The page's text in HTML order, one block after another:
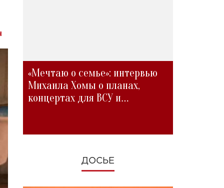
«Мечтаю о семье»: интервью
Михаила Хомы о планах,
концертах для ВСУ и
ДОСЬЕ